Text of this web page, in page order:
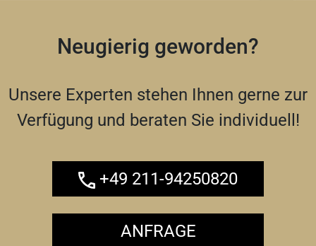
Neugierig geworden?
Unsere Experten stehen Ihnen gerne zur
Verfügung und beraten Sie individuell!
+49 211-94250820
ANFRAGE